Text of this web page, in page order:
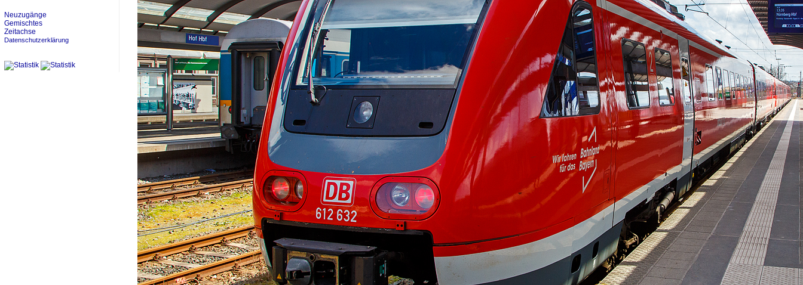
Neuzugänge
Gemischtes
Zeitachse
Datenschutzerklärung